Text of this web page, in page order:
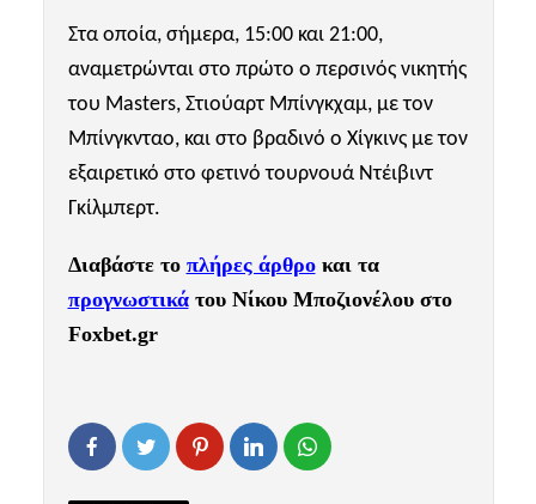
Στα οποία, σήμερα, 15:00 και 21:00,
αναμετρώνται στο πρώτο ο περσινός νικητής
του Masters, Στιούαρτ Μπίνγκχαμ, με τον
Μπίνγκνταο, και στο βραδινό ο Χίγκινς με τον
εξαιρετικό στο φετινό τουρνουά Ντέιβιντ
Γκίλμπερτ.
Διαβάστε το πλήρες άρθροκαι τα
προγνωστικάτου Νίκου Μποζιονέλου στο
Foxbet.gr